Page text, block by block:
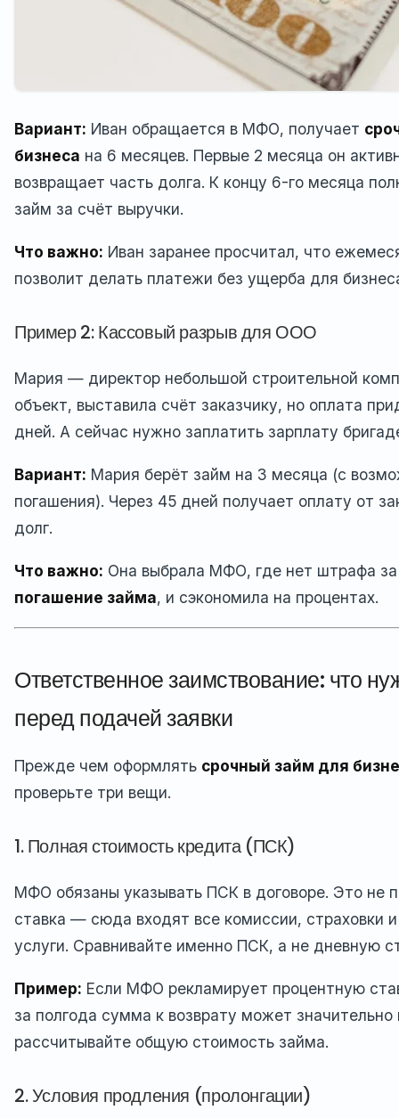
Вариант: Иван обращается в МФО, получает
бизнеса на 6 месяцев. Первые 2 месяца он
возвращает часть долга. К концу 6-го месяца
займ за счёт выручки.
Что важно: Иван заранее просчитал, что
позволит делать платежи без ущерба для
Пример 2: Кассовый разрыв для ООО
Мария — директор небольшой строительной
объект, выставила счёт заказчику, но оплата
дней. А сейчас нужно заплатить зарплату
Вариант: Мария берёт займ на 3 месяца (с
погашения). Через 45 дней получает оплату от
долг.
Что важно: Она выбрала МФО, где нет штрафа
погашение займа, и сэкономила на процентах.
Ответственное заимствование: что
перед подачей заявки
Прежде чем оформлять срочный займ для
проверьте три вещи.
1. Полная стоимость кредита (ПСК)
МФО обязаны указывать ПСК в договоре. Это не
ставка — сюда входят все комиссии, страховки
услуги. Сравнивайте именно ПСК, а не дневную
Пример: Если МФО рекламирует процентную
за полгода сумма к возврату может значительно
рассчитывайте общую стоимость займа.
2. Условия продления (пролонгации)